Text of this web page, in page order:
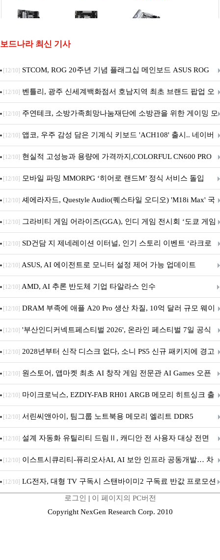
보드나라 최신 기사
[12/10] STCOM, ROG 20주년 기념 플래그십 메인보드 ASUS ROG
Crosshair X870E EDITION 20 국내 출시 예정
[12/10] 벤틀리, 광주 신세계백화점서 호남지역 최초 브랜드 팝업 오
픈
[12/10] 주연테크, 소방가족희망나눔재단에 소방관을 위한 게이밍 모
니터·스마트 펫 침대 기부
[12/10] 앱코, 우주 감성 담은 기계식 키보드 'ACH108' 출시.. 네이버
브랜드데이 기획전 진행
[12/10] 현실적 고성능과 용량에 가격까지,COLORFUL CN600 PRO
M.2 NVMe 디앤디컴 1TB
[12/10] 모바일 파밍 MMORPG ‘히어로 랜드M’ 정식 서비스 돌입
[12/10] 셰에라자드, Questyle Audio(퀘스타일 오디오) 'M18i Max' 국
내 정식 출시
[12/10] 그라비티 게임 어라이즈(GGA), 인디 게임 전시회 ‘도쿄 게임
던전 13’ 참가!
[12/10] SD건담 지 제네레이션 이터널, 인기 스토리 이벤트 ‘라크로
아의 용사’ 재개최 및 풍성한 기념 이벤트 실시!
[12/10] ASUS, AI 에이전트로 모니터 설정 제어 가능 업데이트
[12/10] AMD, AI 추론 반도체 기업 타알라스 인수
[12/10] DRAM 부족에 애플 A20 Pro 생산 차질, 10억 달러 규모 웨이
퍼 대기
[12/10] '부산인디커넥트페스티벌 2026', 온라인 페스티벌 7일 공식
개막... 22일간 진행
[12/10] 2028년부터 신작 디스크 없다, 소니 PS5 신규 패키지에 경고
문 추가
[12/10] 원스토어, 앱마켓 최초 AI 창작 게임 전문관 AI Games 오픈
[12/10] 마이크로닉스, EZDIY-FAB RH01 ARGB 메모리 히트싱크 출
시
[12/10] 서린씨앤아이, 팀그룹 노트북용 메모리 엘리트 DDR5
5600MHz 16GB 출시
[12/10] 설계 자동화 유틸리티 드림Ⅱ, 캐디안 전 사용자 대상 전면
무상 배포
[12/10] 이스트시큐리티-퓨리오사AI, AI 보안 인프라 공동개발… 차
세대 AI 보안 플랫폼 구축
[12/10] LG전자, 대형 TV 구독시 스탠바이미2 구독료 반값 프로모션
로그인 | 이 페이지의 PC버전
Copyright NexGen Research Corp. 2010